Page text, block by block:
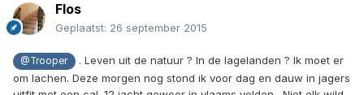
Flos
Geplaatst: 26 september 2015
@Trooper
. Leven uit de natuur ? In de lagelanden ? Ik moet er
om lachen. Deze morgen nog stond ik voor dag en dauw in jagers